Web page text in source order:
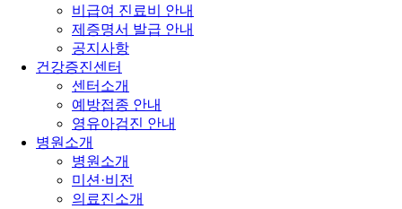
비급여 진료비 안내
제증명서 발급 안내
공지사항
건강증진센터
센터소개
예방접종 안내
영유아검진 안내
병원소개
병원소개
미션·비전
의료진소개